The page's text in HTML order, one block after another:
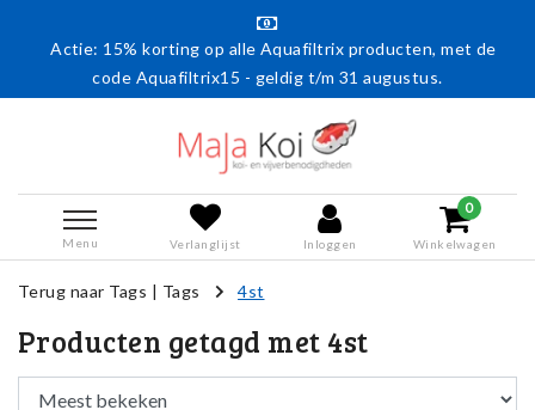
Actie: 15% korting op alle Aquafiltrix producten, met de
code Aquafiltrix15 - geldig t/m 31 augustus.
Menu Verlanglijst Inloggen
0
Winkelwagen
Terug naar Tags | Tags 4st
Producten getagd met 4st